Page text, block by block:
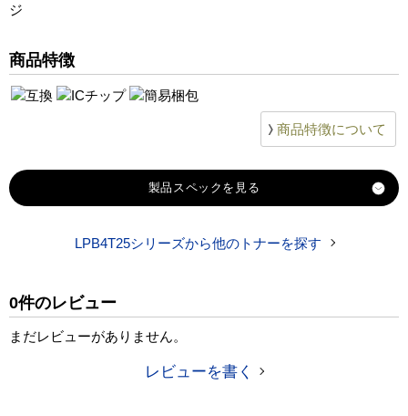
ジ
商品特徴
商品特徴について
製品スペック
対応
LPB4T25
LPB4T25シリーズから他のトナーを探す
0件のレビュー
まだレビューがありません。
レビューを書く